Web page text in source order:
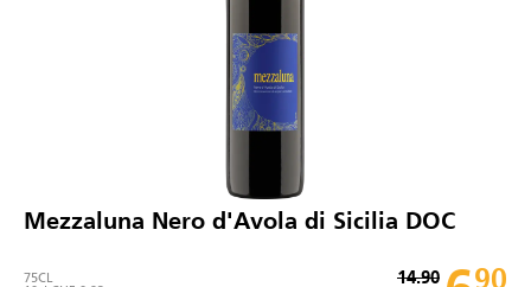
Mezzaluna Nero d'Avola di Sicilia DOC
75CL
14.90 90